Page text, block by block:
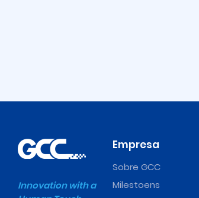
Innovation with a
Empresa
Sobre GCC
Milestoens